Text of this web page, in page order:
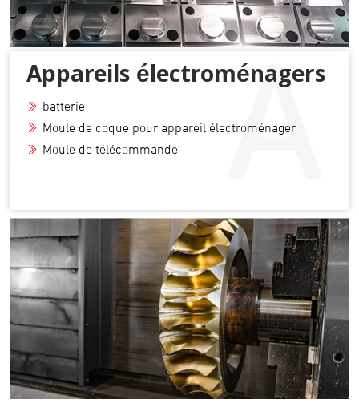
A
Appareils électroménagers
batterie
Moule de coque pour appareil électroménager
Moule de télécommande